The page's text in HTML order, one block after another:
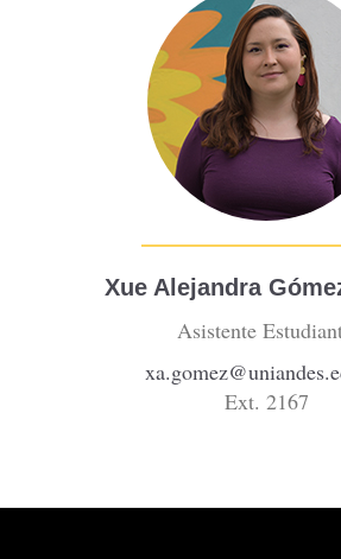
Xue Alejandra
Asistente
Ext. 2167